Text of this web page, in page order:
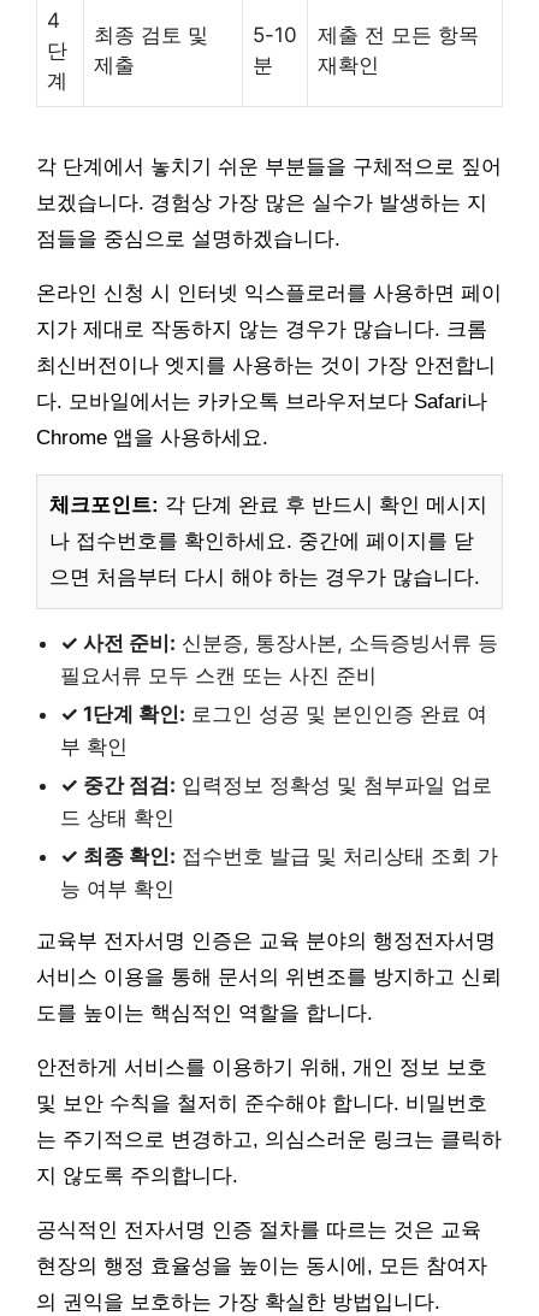
4
단
계
최종 검토 및
제출
5-10
분
제출 전 모든 항목
재확인
각 단계에서 놓치기 쉬운 부분들을 구체적으로 짚어
보겠습니다. 경험상 가장 많은 실수가 발생하는 지
점들을 중심으로 설명하겠습니다.
온라인 신청 시 인터넷 익스플로러를 사용하면 페이
지가 제대로 작동하지 않는 경우가 많습니다. 크롬
최신버전이나 엣지를 사용하는 것이 가장 안전합니
다. 모바일에서는 카카오톡 브라우저보다 Safari나
Chrome 앱을 사용하세요.
체크포인트: 각 단계 완료 후 반드시 확인 메시지
나 접수번호를 확인하세요. 중간에 페이지를 닫
으면 처음부터 다시 해야 하는 경우가 많습니다.
✓ 사전 준비: 신분증, 통장사본, 소득증빙서류 등
필요서류 모두 스캔 또는 사진 준비
✓ 1단계 확인: 로그인 성공 및 본인인증 완료 여
부 확인
✓ 중간 점검: 입력정보 정확성 및 첨부파일 업로
드 상태 확인
✓ 최종 확인: 접수번호 발급 및 처리상태 조회 가
능 여부 확인
교육부 전자서명 인증은 교육 분야의 행정전자서명
서비스 이용을 통해 문서의 위변조를 방지하고 신뢰
도를 높이는 핵심적인 역할을 합니다.
안전하게 서비스를 이용하기 위해, 개인 정보 보호
및 보안 수칙을 철저히 준수해야 합니다. 비밀번호
는 주기적으로 변경하고, 의심스러운 링크는 클릭하
지 않도록 주의합니다.
공식적인 전자서명 인증 절차를 따르는 것은 교육
현장의 행정 효율성을 높이는 동시에, 모든 참여자
의 권익을 보호하는 가장 확실한 방법입니다.